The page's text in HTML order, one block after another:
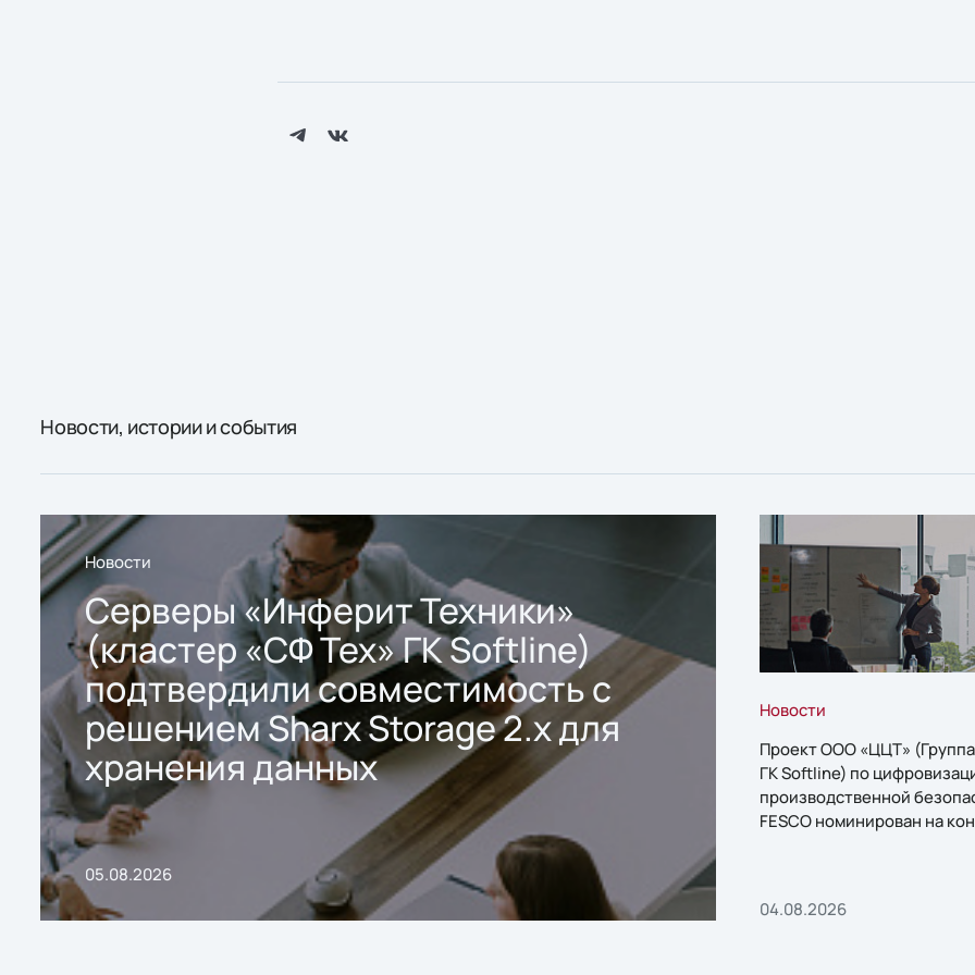
Новости, истории и события
Новости
Серверы «Инферит Техники»
(кластер «СФ Тех» ГК Softline)
подтвердили совместимость с
решением Sharx Storage 2.x для
хранения данных
05.08.2026
Новости
Проект ООО «ЦЦТ»
ГК Softline) по
производственной
FESCO номинирован на
04.08.2026